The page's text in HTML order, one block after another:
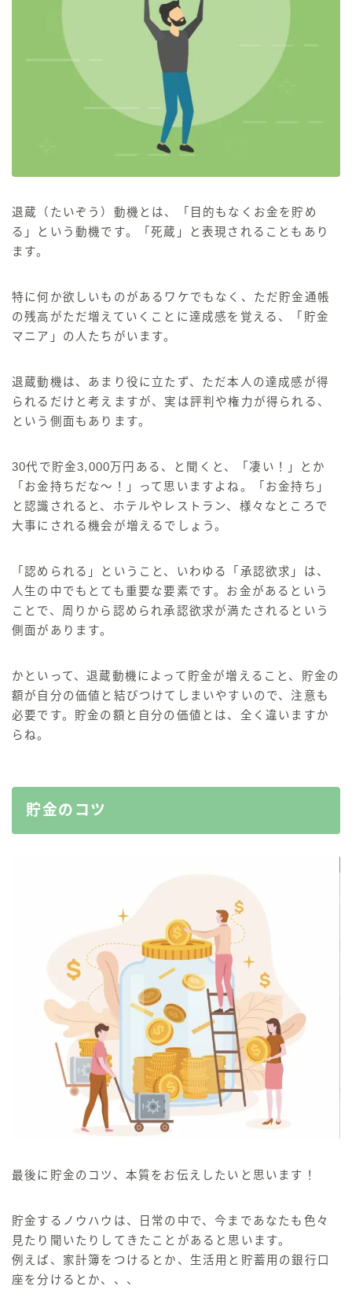
退蔵（たいぞう）動機とは、「目的もなくお金を貯め
る」という動機です。
「死蔵」
と表現されることもあり
ます。
特に何か欲しいものがあるワケでもなく、ただ貯金通帳
の残高がただ増えていくことに達成感を覚える、「貯金
マニア」 の人たちがいます。
退蔵動機は、あまり役に立たず、ただ本人の達成感 が得
られるだけと考えますが、 実は評判や権力が得られる、
という側面もあります。
30代で貯金3,000万円ある、と聞くと、「凄い！」とか
「お金持ちだな〜！」って思いますよね。「お金持ち」
と認識されると、ホテルやレストラン、様々なところで
大事にされる機会が増えるでしょう。
「認められる」 ということ、いわゆる 「承認欲求」 は、
人生の中でもとても重要な要素です。 お金があるという
ことで、周りから認められ承認欲求が満たされるという
側面があります。
かといって、退蔵動機によって貯金が増えること、 貯金の
額が自分の価値と結びつけてしまいやすいので、注意も
必要です。 貯金の額と自分の価値とは、全く違いますか
らね。
貯金のコツ
最後に 貯金のコツ、本質をお伝えしたいと思います！
貯金するノウハウは、日常の中で、今まであなたも色々
見たり聞いたりしてきたことがあると思います。
例えば、 家計簿をつける とか、 生活用と貯蓄用の銀行口
座を分ける とか、、、